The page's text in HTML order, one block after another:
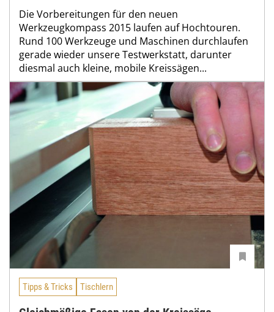
Die Vorbereitungen für den neuen
Werkzeugkompass 2015 laufen auf Hochtouren.
Rund 100 Werkzeuge und Maschinen durchlaufen
gerade wieder unsere Testwerkstatt, darunter
diesmal auch kleine, mobile Kreissägen...
Tipps & Tricks Tischlern